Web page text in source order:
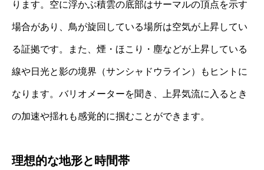
ります。空に浮かぶ積雲の底部はサーマルの頂点を示す
場合があり、鳥が旋回している場所は空気が上昇してい
る証拠です。また、煙・ほこり・塵などが上昇している
線や日光と影の境界（サンシャドウライン）もヒントに
なります。バリオメーターを聞き、上昇気流に入るとき
の加速や揺れも感覚的に掴むことができます。
理想的な地形と時間帯